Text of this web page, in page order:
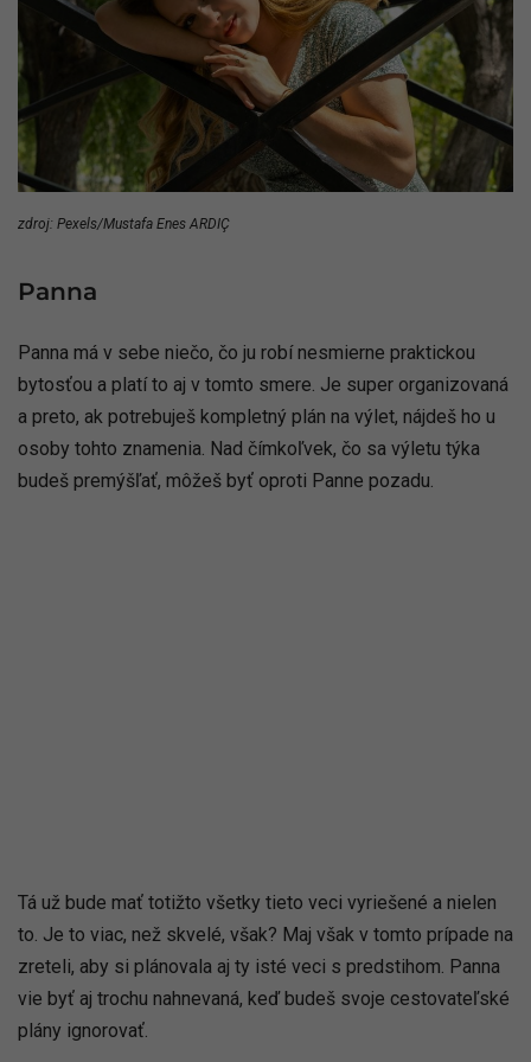
zdroj: Pexels/Mustafa Enes ARDIÇ
Panna
Panna má v sebe niečo, čo ju robí nesmierne praktickou
bytosťou a platí to aj v tomto smere. Je super organizovaná
a preto, ak potrebuješ kompletný plán na výlet, nájdeš ho u
osoby tohto znamenia. Nad čímkoľvek, čo sa výletu týka
budeš premýšľať, môžeš byť oproti Panne pozadu.
Tá už bude mať totižto všetky tieto veci vyriešené a nielen
to. Je to viac, než skvelé, však? Maj však v tomto prípade na
zreteli, aby si plánovala aj ty isté veci s predstihom. Panna
vie byť aj trochu nahnevaná, keď budeš svoje cestovateľské
plány ignorovať.